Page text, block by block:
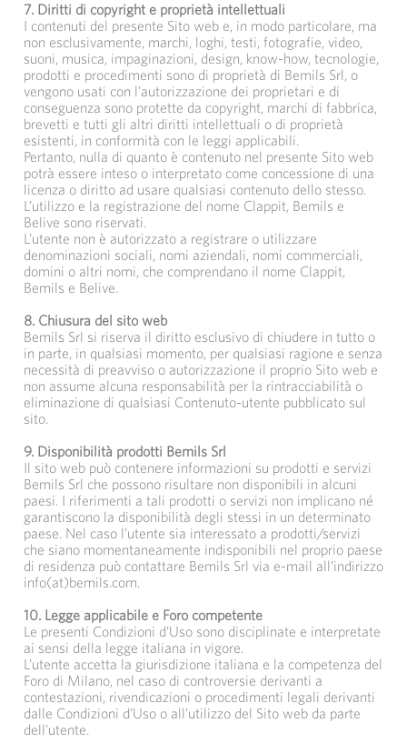
7. Diritti di copyright e proprietà intellettuali
I contenuti del presente Sito web e, in modo particolare, ma
non esclusivamente, marchi, loghi, testi, fotografie, video,
suoni, musica, impaginazioni, design, know-how, tecnologie,
prodotti e procedimenti sono di proprietà di Bemils Srl, o
vengono usati con l'autorizzazione dei proprietari e di
conseguenza sono protette da copyright, marchi di fabbrica,
brevetti e tutti gli altri diritti intellettuali o di proprietà
esistenti, in conformità con le leggi applicabili.
Pertanto, nulla di quanto è contenuto nel presente Sito web
potrà essere inteso o interpretato come concessione di una
licenza o diritto ad usare qualsiasi contenuto dello stesso.
L’utilizzo e la registrazione del nome Clappit, Bemils e
Belive sono riservati.
L’utente non è autorizzato a registrare o utilizzare
denominazioni sociali, nomi aziendali, nomi commerciali,
domini o altri nomi, che comprendano il nome Clappit,
Bemils e Belive.
8. Chiusura del sito web
Bemils Srl si riserva il diritto esclusivo di chiudere in tutto o
in parte, in qualsiasi momento, per qualsiasi ragione e senza
necessità di preavviso o autorizzazione il proprio Sito web e
non assume alcuna responsabilità per la rintracciabilità o
eliminazione di qualsiasi Contenuto-utente pubblicato sul
sito.
9. Disponibilità prodotti Bemils Srl
Il sito web può contenere informazioni su prodotti e servizi
Bemils Srl che possono risultare non disponibili in alcuni
paesi. I riferimenti a tali prodotti o servizi non implicano né
garantiscono la disponibilità degli stessi in un determinato
paese. Nel caso l’utente sia interessato a prodotti/servizi
che siano momentaneamente indisponibili nel proprio paese
di residenza può contattare Bemils Srl via e-mail all’indirizzo
info(at)bemils.com.
10. Legge applicabile e Foro competente
Le presenti Condizioni d’Uso sono disciplinate e interpretate
ai sensi della legge italiana in vigore.
L’utente accetta la giurisdizione italiana e la competenza del
Foro di Milano, nel caso di controversie derivanti a
contestazioni, rivendicazioni o procedimenti legali derivanti
dalle Condizioni d’Uso o all’utilizzo del Sito web da parte
dell’utente.